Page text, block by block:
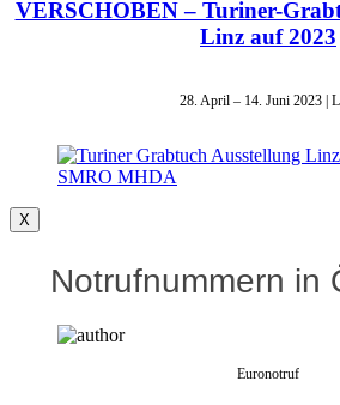
VERSCHOBEN – Turiner-
Linz auf 2023
28. April – 14. Juni 2023 |
X
Notrufnummern in
Euronotruf